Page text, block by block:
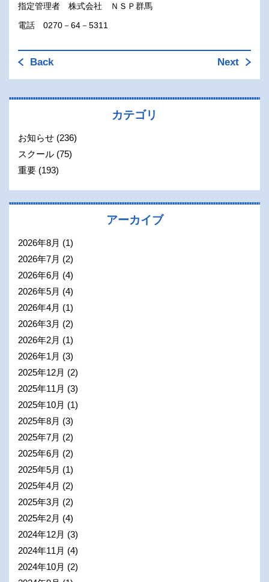
指定管理者 株式会社 ＮＳＰ群馬
電話 0270－64－5311
Back Next
カテゴリ
お知らせ (236)
スクール (75)
重要 (193)
アーカイブ
2026年8月 (1)
2026年7月 (2)
2026年6月 (4)
2026年5月 (4)
2026年4月 (1)
2026年3月 (2)
2026年2月 (1)
2026年1月 (3)
2025年12月 (2)
2025年11月 (3)
2025年10月 (1)
2025年8月 (3)
2025年7月 (2)
2025年6月 (2)
2025年5月 (1)
2025年4月 (2)
2025年3月 (2)
2025年2月 (4)
2024年12月 (3)
2024年11月 (4)
2024年10月 (2)